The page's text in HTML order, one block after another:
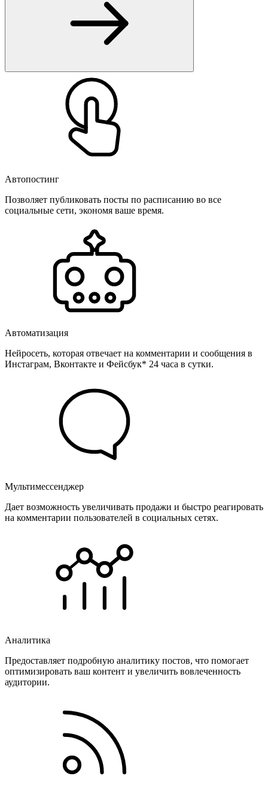
Автопостинг
Позволяет публиковать посты по расписанию во все
социальные сети, экономя ваше время.
Автоматизация
Нейросеть, которая отвечает на комментарии и сообщения в
Инстаграм, Вконтакте и Фейсбук* 24 часа в сутки.
Мультимессенджер
Дает возможность увеличивать продажи и быстро реагировать
на комментарии пользователей в социальных сетях.
Аналитика
Предоставляет подробную аналитику постов, что помогает
оптимизировать ваш контент и увеличить вовлеченность
аудитории.